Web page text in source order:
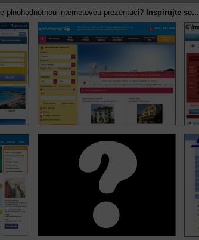
plnohodnotnou internetovou prezentaci? Inspirujte se...